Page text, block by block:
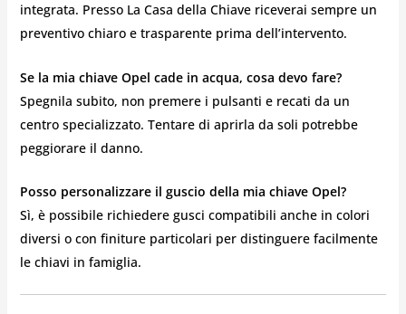
integrata. Presso La Casa della Chiave riceverai sempre un
preventivo chiaro e trasparente prima dell’intervento.
Se la mia chiave Opel cade in acqua, cosa devo fare?
Spegnila subito, non premere i pulsanti e recati da un
centro specializzato. Tentare di aprirla da soli potrebbe
peggiorare il danno.
Posso personalizzare il guscio della mia chiave Opel?
Sì, è possibile richiedere gusci compatibili anche in colori
diversi o con finiture particolari per distinguere facilmente
le chiavi in famiglia.